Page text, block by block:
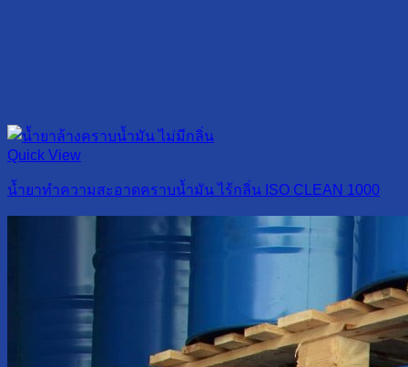
Quick View
น้ำยาทำความสะอาดคราบน้ำมัน ไร้กลิ่น ISO CLEAN 1000